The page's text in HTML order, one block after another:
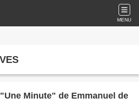
MENU
Minute" de Emmanuel de